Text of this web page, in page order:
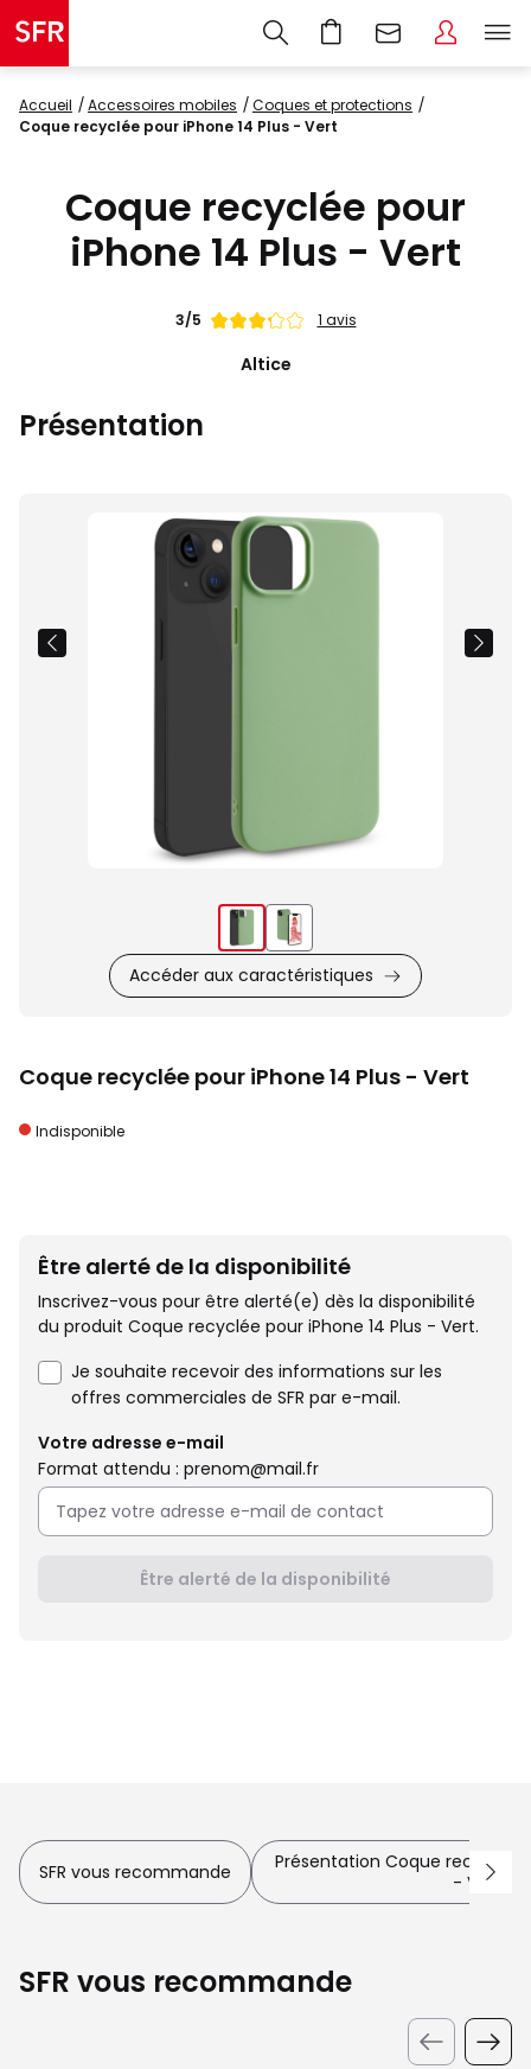
Accueil accessoires mobiles
coques et protections
Coque recyclée pour iPhone 14 Plus - Vert
Coque recyclée pour
iPhone 14 Plus - Vert
Note
3/5 1 avis
Altice
Présentation
Images
produit
Accéder aux caractéristiques
Coque recyclée pour iPhone 14 Plus - Vert
Indisponible
Être alerté de la disponibilité
Inscrivez-vous pour être alerté(e) dès la disponibilité
du produit Coque recyclée pour iPhone 14 Plus - Vert.
Je souhaite recevoir des informations sur les
offres commerciales de SFR par e-mail.
Votre adresse e-mail
Format attendu : prenom@mail.fr
Être alerté de la disponibilité
SFR vous recommande
Présentation Coque recyclée
- Vert
SFR vous recommande